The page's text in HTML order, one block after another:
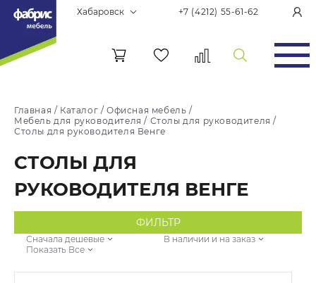
Хабаровск +7 (4212) 55-61-62
Главная / Каталог /Офисная мебель /
Мебель для руководителя / Столы для руководителя /
Столы для руководителя Венге
СТОЛЫ ДЛЯ
РУКОВОДИТЕЛЯ ВЕНГЕ
ФИЛЬТР
Сначала дешевые
В наличии и на заказ
Показать Все